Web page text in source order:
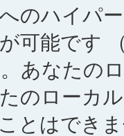
のハイパ
可能です
あなたの
のローカ
とはでき